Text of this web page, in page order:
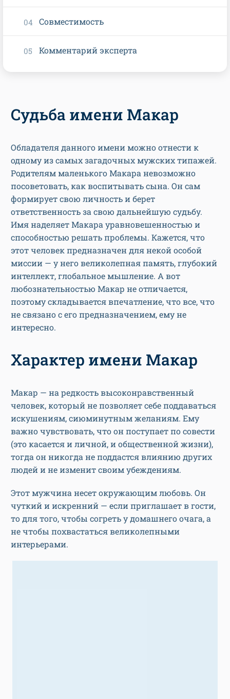
Судьба имени Макар
Обладателя данного имени можно отнести к
одному из самых загадочных мужских типажей.
Родителям маленького Макара невозможно
посоветовать, как воспитывать сына. Он сам
формирует свою личность и берет
ответственность за свою дальнейшую судьбу.
Имя наделяет Макара уравновешенностью и
способностью решать проблемы. Кажется, что
этот человек предназначен для некой особой
миссии — у него великолепная память, глубокий
интеллект, глобальное мышление. А вот
любознательностью Макар не отличается,
поэтому складывается впечатление, что все, что
не связано с его предназначением, ему не
интересно.
Характер имени Макар
Макар — на редкость высоконравственный
человек, который не позволяет себе поддаваться
искушениям, сиюминутным желаниям. Ему
важно чувствовать, что он поступает по совести
(это касается и личной, и общественной жизни),
тогда он никогда не поддастся влиянию других
людей и не изменит своим убеждениям.
Этот мужчина несет окружающим любовь. Он
чуткий и искренний — если приглашает в гости,
то для того, чтобы согреть у домашнего очага, а
не чтобы похвастаться великолепными
интерьерами.
Совместимость
Комментарий эксперта